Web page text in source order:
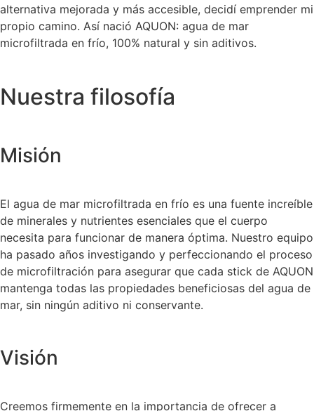
alternativa mejorada y más accesible, decidí emprender mi
propio camino. Así nació AQUON: agua de mar
microfiltrada en frío, 100% natural y sin aditivos.
Nuestra filosofía
Misión
El agua de mar microfiltrada en frío es una fuente increíble
de minerales y nutrientes esenciales que el cuerpo
necesita para funcionar de manera óptima. Nuestro equipo
ha pasado años investigando y perfeccionando el proceso
de microfiltración para asegurar que cada stick de AQUON
mantenga todas las propiedades beneficiosas del agua de
mar, sin ningún aditivo ni conservante.
Visión
Creemos firmemente en la importancia de ofrecer a